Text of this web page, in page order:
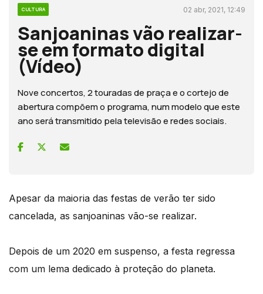
CULTURA 02 abr, 2021, 12:49
Sanjoaninas vão realizar-
se em formato digital
(Vídeo)
Nove concertos, 2 touradas de praça e o cortejo de
abertura compõem o programa, num modelo que este
ano será transmitido pela televisão e redes sociais.
Apesar da maioria das festas de verão ter sido
cancelada, as sanjoaninas vão-se realizar.
Depois de um 2020 em suspenso, a festa regressa
com um lema dedicado à proteção do planeta.